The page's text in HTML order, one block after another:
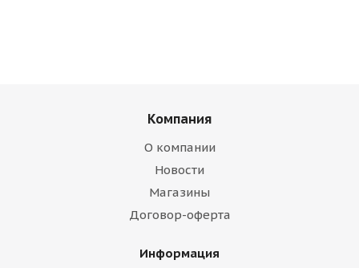
Компания
О компании
Новости
Магазины
Договор-оферта
Информация